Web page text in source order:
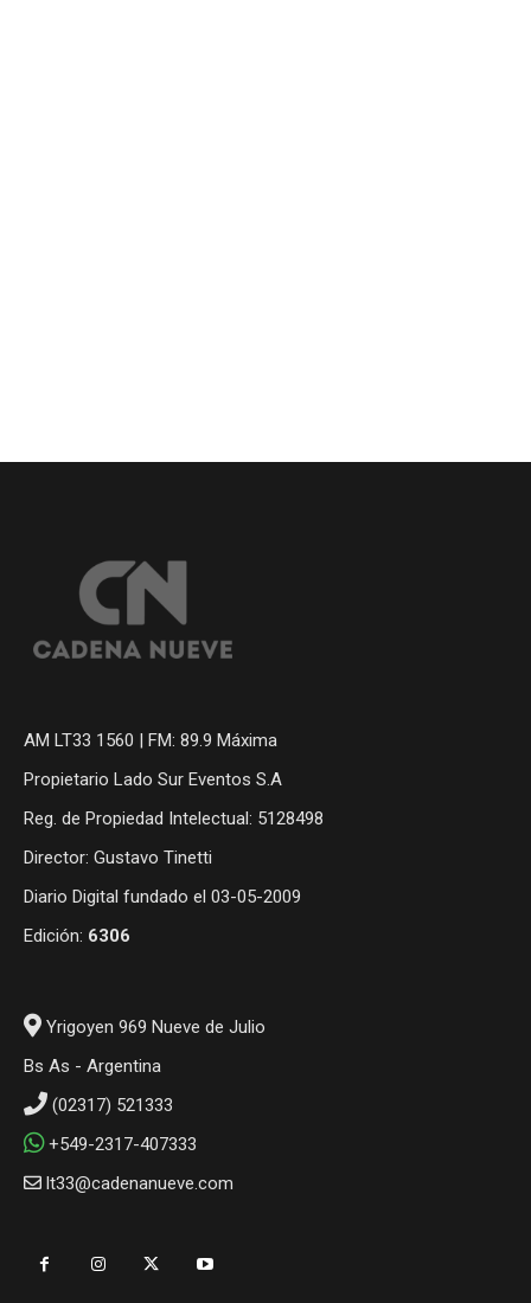
AM LT33 1560 | FM: 89.9 Máxima
Propietario Lado Sur Eventos S.A
Reg. de Propiedad Intelectual: 5128498
Director: Gustavo Tinetti
Diario Digital fundado el 03-05-2009
Edición: 6306
Yrigoyen 969 Nueve de Julio
Bs As - Argentina
(02317) 521333
+549-2317-407333
lt33@cadenanueve.com